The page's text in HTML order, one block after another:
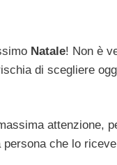
Natale! Non è
di scegliere
attenzione,
persona che lo